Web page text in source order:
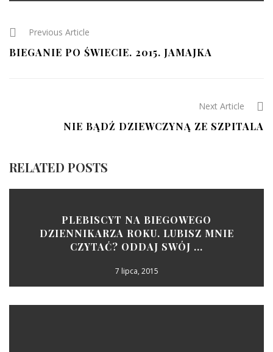
Previous Article
BIEGANIE PO ŚWIECIE. 2015. JAMAJKA
Next Article
NIE BĄDŹ DZIEWCZYNĄ ZE SZPITALA
RELATED POSTS
PLEBISCYT NA BIEGOWEGO
DZIENNIKARZA ROKU. LUBISZ MNIE
CZYTAĆ? ODDAJ SWÓJ ...
7 lipca, 2015